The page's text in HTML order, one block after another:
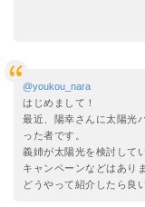
@youkou_nara
はじめまして！
最近、陽幸さんに太陽光
った者です。
義姉が太陽光を検討して
キャンペーンなどはあり
どうやって紹介したら良